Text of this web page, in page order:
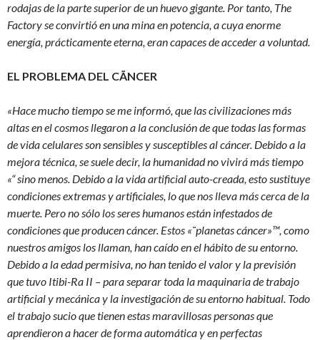
rodajas de la parte superior de un huevo gigante. Por tanto, The
Factory se convirtió en una mina en potencia, a cuya enorme
energía, prácticamente eterna, eran capaces de acceder a voluntad.
EL PROBLEMA DEL CÃNCER
«Hace mucho tiempo se me informó, que las civilizaciones más
altas en el cosmos llegaron a la conclusión de que todas las formas
de vida celulares son sensibles y susceptibles al cáncer. Debido a la
mejora técnica, se suele decir, la humanidad no vivirá más tiempo
«“ sino menos. Debido a la vida artificial auto-creada, esto sustituye
condiciones extremas y artificiales, lo que nos lleva más cerca de la
muerte. Pero no sólo los seres humanos están infestados de
condiciones que producen cáncer. Estos «˜planetas cáncer»™, como
nuestros amigos los llaman, han caído en el hábito de su entorno.
Debido a la edad permisiva, no han tenido el valor y la previsión
que tuvo Itibi-Ra II – para separar toda la maquinaria de trabajo
artificial y mecánica y la investigación de su entorno habitual. Todo
el trabajo sucio que tienen estas maravillosas personas que
aprendieron a hacer de forma automática y en perfectas